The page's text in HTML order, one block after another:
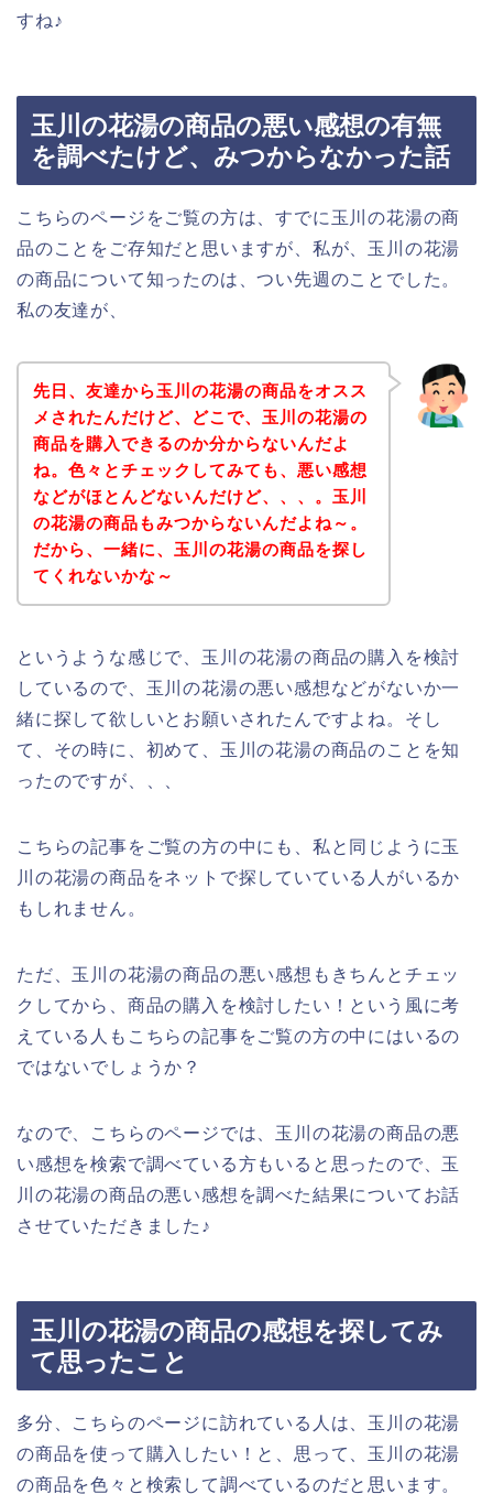
すね♪
玉川の花湯の商品の悪い感想の有無
を調べたけど、みつからなかった話
こちらのページをご覧の方は、すでに玉川の花湯の商
品のことをご存知だと思いますが、私が、玉川の花湯
の商品について知ったのは、つい先週のことでした。
私の友達が、
先日、友達から玉川の花湯の商品をオスス
メされたんだけど、どこで、玉川の花湯の
商品を購入できるのか分からないんだよ
ね。色々とチェックしてみても、悪い感想
などがほとんどないんだけど、、、。玉川
の花湯の商品もみつからないんだよね～。
だから、一緒に、玉川の花湯の商品を探し
てくれないかな～
というような感じで、玉川の花湯の商品の購入を検討
しているので、玉川の花湯の悪い感想などがないか一
緒に探して欲しいとお願いされたんですよね。そし
て、その時に、初めて、玉川の花湯の商品のことを知
ったのですが、、、
こちらの記事をご覧の方の中にも、私と同じように玉
川の花湯の商品をネットで探していている人がいるか
もしれません。
ただ、玉川の花湯の商品の悪い感想もきちんとチェッ
クしてから、商品の購入を検討したい！という風に考
えている人もこちらの記事をご覧の方の中にはいるの
ではないでしょうか？
なので、こちらのページでは、玉川の花湯の商品の悪
い感想を検索で調べている方もいると思ったので、玉
川の花湯の商品の悪い感想を調べた結果についてお話
させていただきました♪
玉川の花湯の商品の感想を探してみ
て思ったこと
多分、こちらのページに訪れている人は、玉川の花湯
の商品を使って購入したい！と、思って、玉川の花湯
の商品を色々と検索して調べているのだと思います。